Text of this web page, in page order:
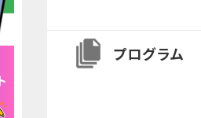
プログラム